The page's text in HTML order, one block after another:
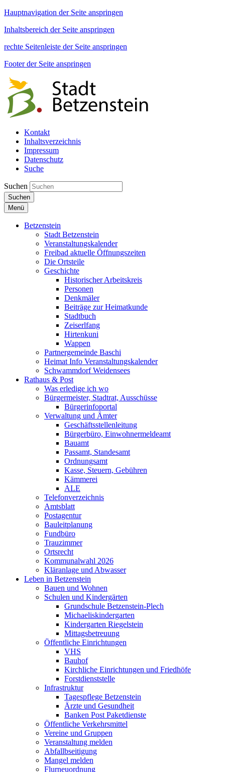
Hauptnavigation der Seite anspringen
Inhaltsbereich der Seite anspringen
rechte Seitenleiste der Seite anspringen
Footer der Seite anspringen
Kontakt
Inhaltsverzeichnis
Impressum
Datenschutz
Suche
Suchen
Suchen
Menü
Betzenstein
Stadt Betzenstein
Veranstaltungskalender
Freibad aktuelle Öffnungszeiten
Die Ortsteile
Geschichte
Historischer Arbeitskreis
Personen
Denkmäler
Beiträge zur Heimatkunde
Stadtbuch
Zeiserlfang
Hirtenkuni
Wappen
Partnergemeinde Baschi
Heimat Info Veranstaltungskalender
Schwammdorf Weidensees
Rathaus & Post
Was erledige ich wo
Bürgermeister, Stadtrat, Ausschüsse
Bürgerinfoportal
Verwaltung und Ämter
Geschäftsstellenleitung
Bürgerbüro, Einwohnermeldeamt
Bauamt
Passamt, Standesamt
Ordnungsamt
Kasse, Steuern, Gebühren
Kämmerei
ALE
Telefonverzeichnis
Amtsblatt
Postagentur
Bauleitplanung
Fundbüro
Trauzimmer
Ortsrecht
Kommunalwahl 2026
Kläranlage und Abwasser
Leben in Betzenstein
Bauen und Wohnen
Schulen und Kindergärten
Grundschule Betzenstein-Plech
Michaeliskindergarten
Kindergarten Riegelstein
Mittagsbetreuung
Öffentliche Einrichtungen
VHS
Bauhof
Kirchliche Einrichtungen und Friedhöfe
Forstdienststelle
Infrastruktur
Tagespflege Betzenstein
Ärzte und Gesundheit
Banken Post Paketdienste
Öffentliche Verkehrsmittel
Vereine und Gruppen
Veranstaltung melden
Abfallbseitigung
Mangel melden
Flurneuordnung